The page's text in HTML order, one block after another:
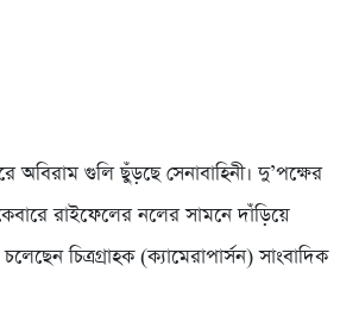
অবিরাম গুলি ছুঁড়ছে সেনাবাহিনী। দু’পক্ষের
রাইফেলের নলের সামনে দাঁড়িয়ে
চিত্রগ্রাহক (ক্যামেরাপার্সন) সাংবাদিক